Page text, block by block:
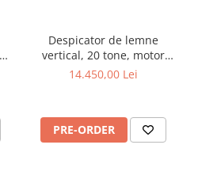
Despicator de lemne
vertical, 20 tone, motor
termic Kohler de 6.5CP,
14.450,00 Lei
PRE-ORDER